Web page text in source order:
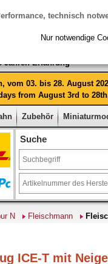
Jahren Erfahrung
vom 03. bis 28. August
from August 3rd to
Zubehör
Suche
N Fleischmann
ICE-T mit
technisch
Nur notwendige